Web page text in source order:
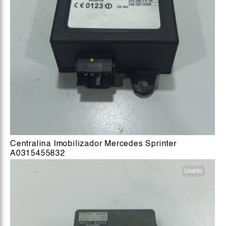
Centralina Imobilizador Mercedes Sprinter
A0315455832
Usado